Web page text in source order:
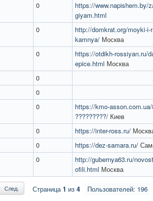
0
https://www.napishem.by/
giyam.html
0
http://domkrat.org/moyki-
kamnya/ Москва
0
https://otdikh-rossiyan.ru/
epice.html Москва
0
0
0
https://kmo-
?????????/ Киев
0 https://inter-ross.ru/
0 https://dez-samara.ru/
0
http://gubernya63.ru/
ofili.html Москва
Пользователей: 196
След. Страница1 из 4